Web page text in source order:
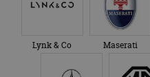
Lynk & Co Maserati